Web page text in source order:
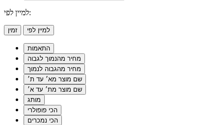
למיין לפי:
זמין למיין לפי
התאמות
מחיר מהנמוך לגבוה
מחיר מהגבוה לנמוך
שם מוצר מא׳ עד ת׳
שם מוצר מת׳ עד א׳
מותג
הכי פופולרי
הכי נמכרים